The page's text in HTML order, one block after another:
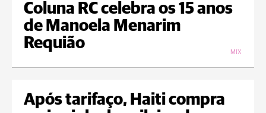
Coluna RC celebra os 15 anos
de Manoela Menarim
Requião
MIX
Após tarifaço, Haiti compra